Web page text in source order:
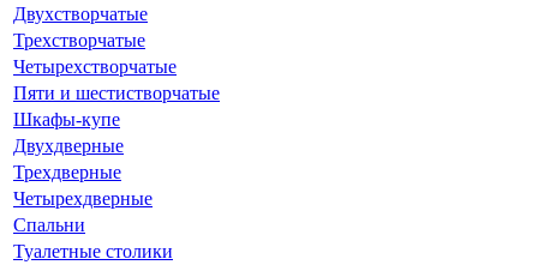
Двухстворчатые
Трехстворчатые
Четырехстворчатые
Пяти и шестистворчатые
Шкафы-купе
Двухдверные
Трехдверные
Четырехдверные
Спальни
Туалетные столики